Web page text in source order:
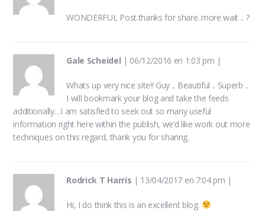
WONDERFUL Post.thanks for share..more wait .. ?
Gale Scheidel | 06/12/2016 en 1:03 pm |
Whats up very nice site!! Guy .. Beautiful .. Superb ..
I will bookmark your blog and take the feeds
additionally…I am satisfied to seek out so many useful
information right here within the publish, we’d like work out more
techniques on this regard, thank you for sharing.
Rodrick T Harris | 13/04/2017 en 7:04 pm |
Hi, I do think this is an excellent blog.